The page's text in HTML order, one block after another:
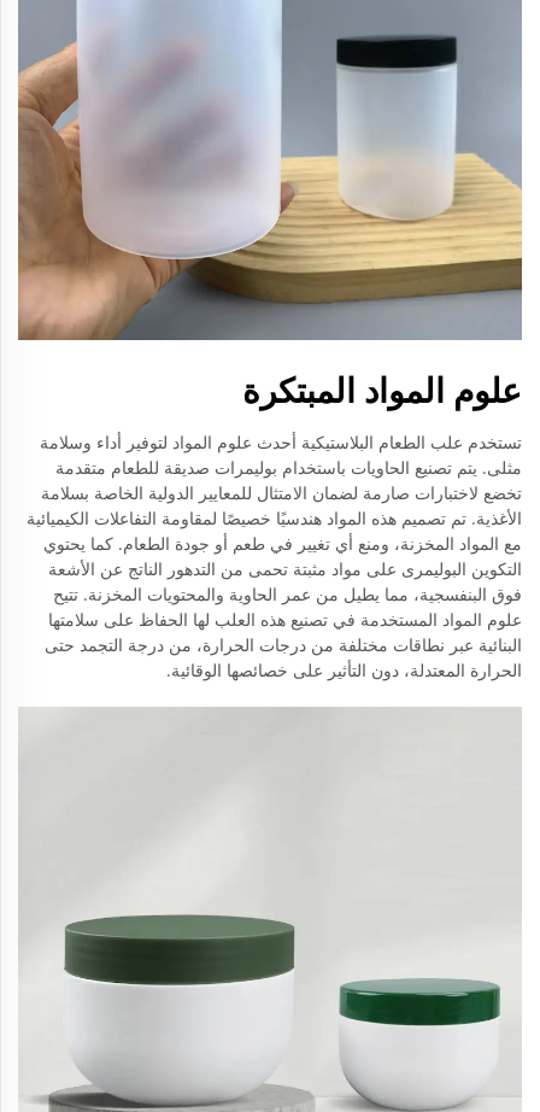
علوم المواد المبتكرة
تستخدم علب الطعام البلاستيكية أحدث علوم المواد لتوفير أداء وسلامة
مثلى. يتم تصنيع الحاويات باستخدام بوليمرات صديقة للطعام متقدمة
تخضع لاختبارات صارمة لضمان الامتثال للمعايير الدولية الخاصة بسلامة
الأغذية. تم تصميم هذه المواد هندسيًا خصيصًا لمقاومة التفاعلات الكيميائية
مع المواد المخزنة، ومنع أي تغيير في طعم أو جودة الطعام. كما يحتوي
التكوين البوليمرى على مواد مثبتة تحمى من التدهور الناتج عن الأشعة
فوق البنفسجية، مما يطيل من عمر الحاوية والمحتويات المخزنة. تتيح
علوم المواد المستخدمة في تصنيع هذه العلب لها الحفاظ على سلامتها
البنائية عبر نطاقات مختلفة من درجات الحرارة، من درجة التجمد حتى
الحرارة المعتدلة، دون التأثير على خصائصها الوقائية.